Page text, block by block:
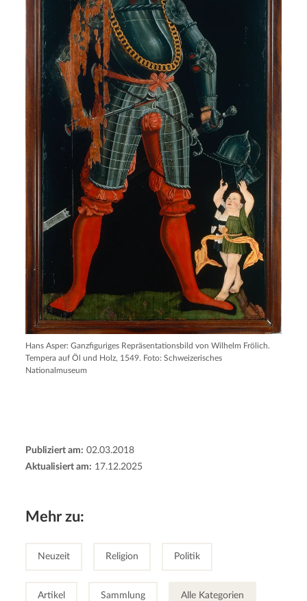
Hans Asper: Ganzfiguriges Repräsentationsbild von Wilhelm Frölich.
Tempera auf Öl und Holz, 1549. Foto: Schweizerisches
Nationalmuseum
Publiziert am: 02.03.2018
Aktualisiert am: 17.12.2025
Mehr zu:
Neuzeit Religion Politik
Artikel Sammlung Alle Kategorien